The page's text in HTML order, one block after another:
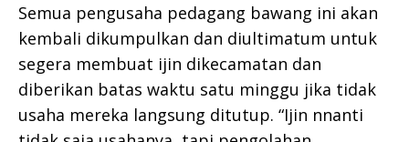
Semua pengusaha pedagang bawang ini akan
kembali dikumpulkan dan diultimatum untuk
segera membuat ijin dikecamatan dan
diberikan batas waktu satu minggu jika tidak
usaha mereka langsung ditutup. “Ijin nnanti